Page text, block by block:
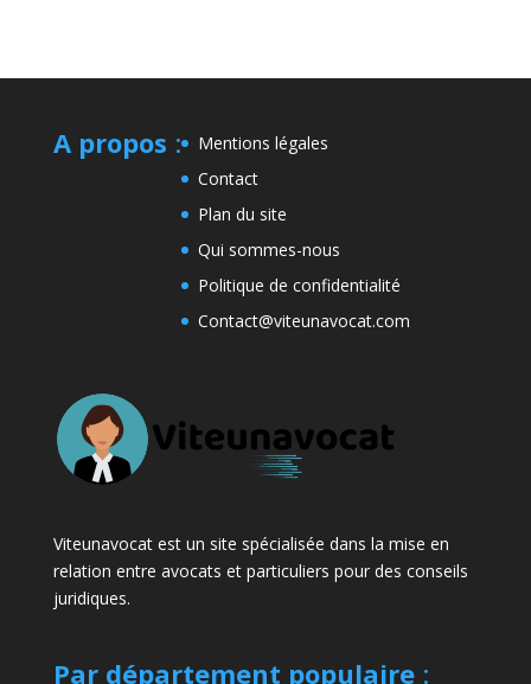
A propos :
Mentions légales
Contact
Plan du site
Qui sommes-nous
Politique de confidentialité
Contact@viteunavocat.com
Viteunavocat est un site spécialisée dans la mise en
relation entre avocats et particuliers pour des conseils
juridiques.
Par département populaire: